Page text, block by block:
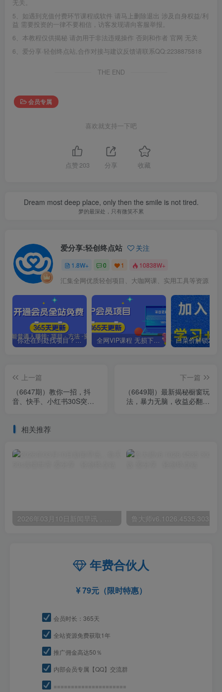
无关。
5、如遇到充值付费环节课程或软件 请马上删除退出 涉及自身权益/利
益 需要投资的一律不要相信，访客发现请向客服举报。
6、本教程仅供揭秘 请勿用于非法违规操作 否则和作者 官网 无关
6、爱分享·轻创终点站,合作对接与建议反馈请联系QQ:2238875818
THE END
会员专属
喜欢就支持一下吧
点赞 203 分享 收藏
Dream most deep place, only then the smile is not tired.
梦的最深处，只有微笑不累
爱分享:轻创终点站 关注
1.8W+ 0 1 10838W+
汇集全网优质轻创项目、大咖网课、实用工具等资源
你还在到处找项目？还在当韭菜？我靠卖项目一个月收入5万+，曾经我也是个失败者。 全网VIP课程 无损下载~.~
上一篇
（6647期）教你一招，抖
音、快手、小红书30S突破
下一篇
（6649期）最新揭秘橱窗玩
法，暴力无脑，收益必翻，
相关推荐
年费合伙人
79元（限时特惠）
会员时长：365天
全站资源免费获取1年
推广佣金高达50％
内部会员专属【QQ】交流群
=====================